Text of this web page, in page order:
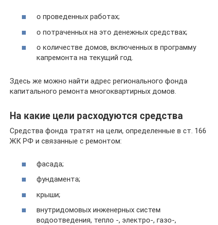
о проведенных работах;
о потраченных на это денежных средствах;
о количестве домов, включенных в программу
капремонта на текущий год.
Здесь же можно найти адрес регионального фонда
капитального ремонта многоквартирных домов.
На какие цели расходуются средства
Средства фонда тратят на цели, определенные в ст. 166
ЖК РФ и связанные с ремонтом:
фасада;
фундамента;
крыши;
внутридомовых инженерных систем
водоотведения, тепло -, электро-, газо-,